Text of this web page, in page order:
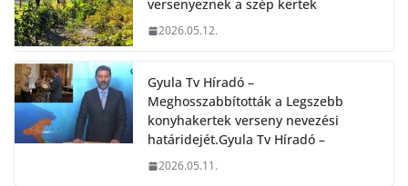
versenyeznek a szép kertek
2026.05.12.
Gyula Tv Híradó –
Meghosszabbították a Legszebb
konyhakertek verseny nevezési
határidejét.Gyula Tv Híradó –
2026.05.11.